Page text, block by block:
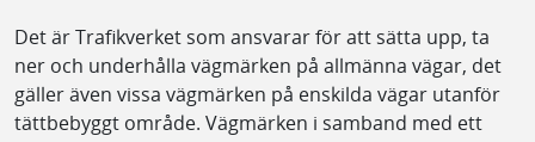
Det är Trafikverket som ansvarar för att sätta upp, ta
ner och underhålla vägmärken på allmänna vägar, det
gäller även vissa vägmärken på enskilda vägar utanför
tättbebyggt område. Vägmärken i samband med ett